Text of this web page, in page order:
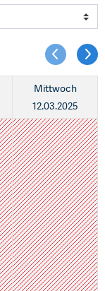
Mittwoch
12.03.2025